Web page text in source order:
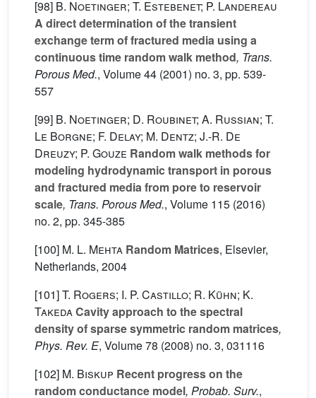
[98] B. Noetinger; T. Estebenet; P. Landereau
A direct determination of the transient
exchange term of fractured media using a
continuous time random walk method, Trans.
Porous Med., Volume 44 (2001) no. 3, pp. 539-
557
[99] B. Noetinger; D. Roubinet; A. Russian; T.
Le Borgne; F. Delay; M. Dentz; J.-R. De
Dreuzy; P. Gouze Random walk methods for
modeling hydrodynamic transport in porous
and fractured media from pore to reservoir
scale, Trans. Porous Med., Volume 115 (2016)
no. 2, pp. 345-385
[100] M. L. Mehta Random Matrices, Elsevier,
Netherlands, 2004
[101]T. Rogers; I. P. Castillo; R. Kühn; K.
TakedaCavity approach to the spectral
density of sparse symmetric random matrices,
Phys. Rev. E, Volume 78 (2008) no. 3, 031116
[102] M. Biskup Recent progress on the
random conductance model, Probab. Surv.,